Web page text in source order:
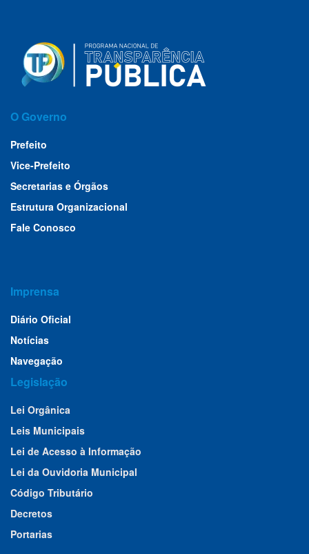
O Governo
Prefeito
Vice-Prefeito
Secretarias e Órgãos
Estrutura Organizacional
Fale Conosco
Imprensa
Diário Oficial
Notícias
Navegação
Legislação
Lei Orgânica
Leis Municipais
Lei de Acesso à Informação
Lei da Ouvidoria Municipal
Código Tributário
Decretos
Portarias